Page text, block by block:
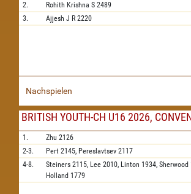
2.
Rohith Krishna S 2489
3.
Ajjesh J R 2220
Nachspielen
BRITISH YOUTH-CH U16 2026,
1. Zhu 2126
2-3.
Pert 2145, Pereslavtsev 2117
4-8.
Steiners 2115, Lee 2010, Linton 1934, Sherwood
Holland 1779